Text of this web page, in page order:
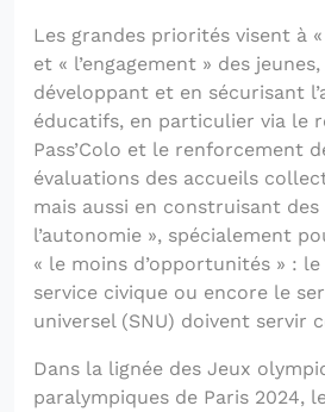
Les grandes priorités visent à
et « l’engagement » des
développant et en sécurisant
éducatifs, en particulier via le
Pass’Colo et le renforcement
évaluations des accueils
mais aussi en construisant
l’autonomie », spécialement
« le moins d’opportunités » :
service civique ou encore le
universel (SNU) doivent servir
Dans la lignée des Jeux
paralympiques de Paris 2024,